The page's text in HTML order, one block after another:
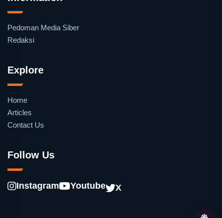
Pedoman Media Siber
Redaksi
Explore
Home
Articles
Contact Us
Follow Us
Instagram Youtube X